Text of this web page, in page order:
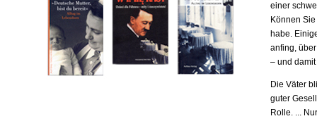
einer
Können
habe.
anfing,
– und
Die Väter
guter
Rolle. ...